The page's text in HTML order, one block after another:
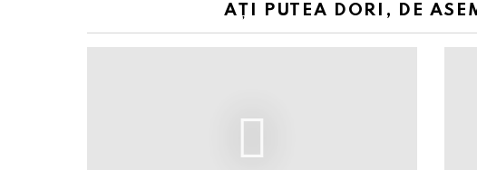
AȚI PUTEA DORI, DE